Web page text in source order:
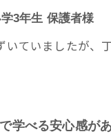
3年生 保護者様
いていましたが
学べる安心感が